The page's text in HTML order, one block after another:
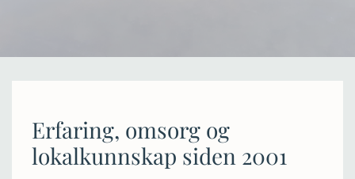
Erfaring, omsorg og
lokalkunnskap siden 2001